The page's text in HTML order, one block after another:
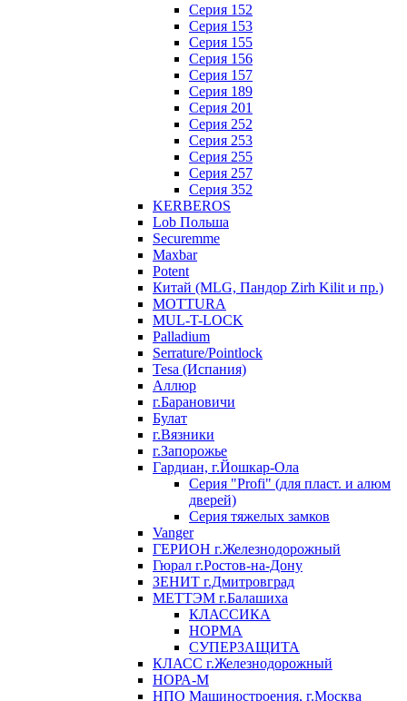
Серия 152
Серия 153
Серия 155
Серия 156
Серия 157
Серия 189
Серия 201
Серия 252
Серия 253
Серия 255
Серия 257
Серия 352
KERBEROS
Lob Польша
Securemme
Maxbar
Potent
Китай (MLG, Пандор Zirh Kilit и пр.)
MOTTURA
MUL-T-LOCK
Palladium
Serrature/Pointlock
Tesa (Испания)
Аллюр
г.Барановичи
Булат
г.Вязники
г.Запорожье
Гардиан, г.Йошкар-Ола
Серия "Profi" (для пласт. и алюм
дверей)
Серия тяжелых замков
Vanger
ГЕРИОН г.Железнодорожный
Гюрал г.Ростов-на-Дону
ЗЕНИТ г.Дмитровград
МЕТТЭМ г.Балашиха
КЛАССИКА
НОРМА
СУПЕРЗАЩИТА
КЛАСС г.Железнодорожный
НОРА-М
НПО Машиностроения, г.Москва